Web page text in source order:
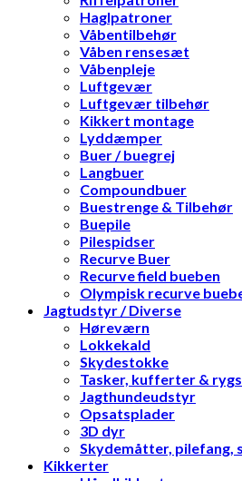
Haglpatroner
Våbentilbehør
Våben rensesæt
Våbenpleje
Luftgevær
Luftgevær tilbehør
Kikkert montage
Lyddæmper
Buer / buegrej
Langbuer
Compoundbuer
Buestrenge & Tilbehør
Buepile
Pilespidser
Recurve Buer
Recurve field bueben
Olympisk recurve
Jagtudstyr / Diverse
Høreværn
Lokkekald
Skydestokke
Tasker, kufferter &
Jagthundeudstyr
Opsatsplader
3D dyr
Skydemåtter, pilefang,
Kikkerter